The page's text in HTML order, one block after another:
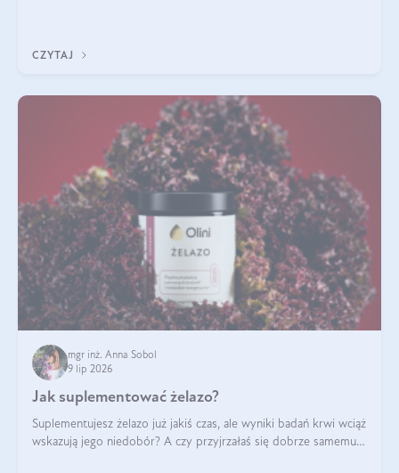
CZYTAJ
mgr inż. Anna Sobol
9 lip 2026
Jak suplementować żelazo?
Suplementujesz żelazo już jakiś czas, ale wyniki badań krwi wciąż
wskazują jego niedobór? A czy przyjrzałaś się dobrze samemu